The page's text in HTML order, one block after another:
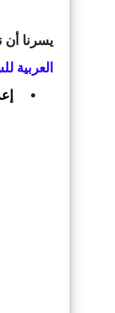
يسرنا
العربية